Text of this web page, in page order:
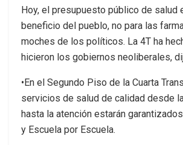
Hoy, el presupuesto público de salud
beneficio del pueblo, no para las
moches de los políticos. La 4T ha
hicieron los gobiernos neoliberales,
•En el Segundo Piso de la Cuarta
servicios de salud de calidad desde
hasta la atención estarán
y Escuela por Escuela.